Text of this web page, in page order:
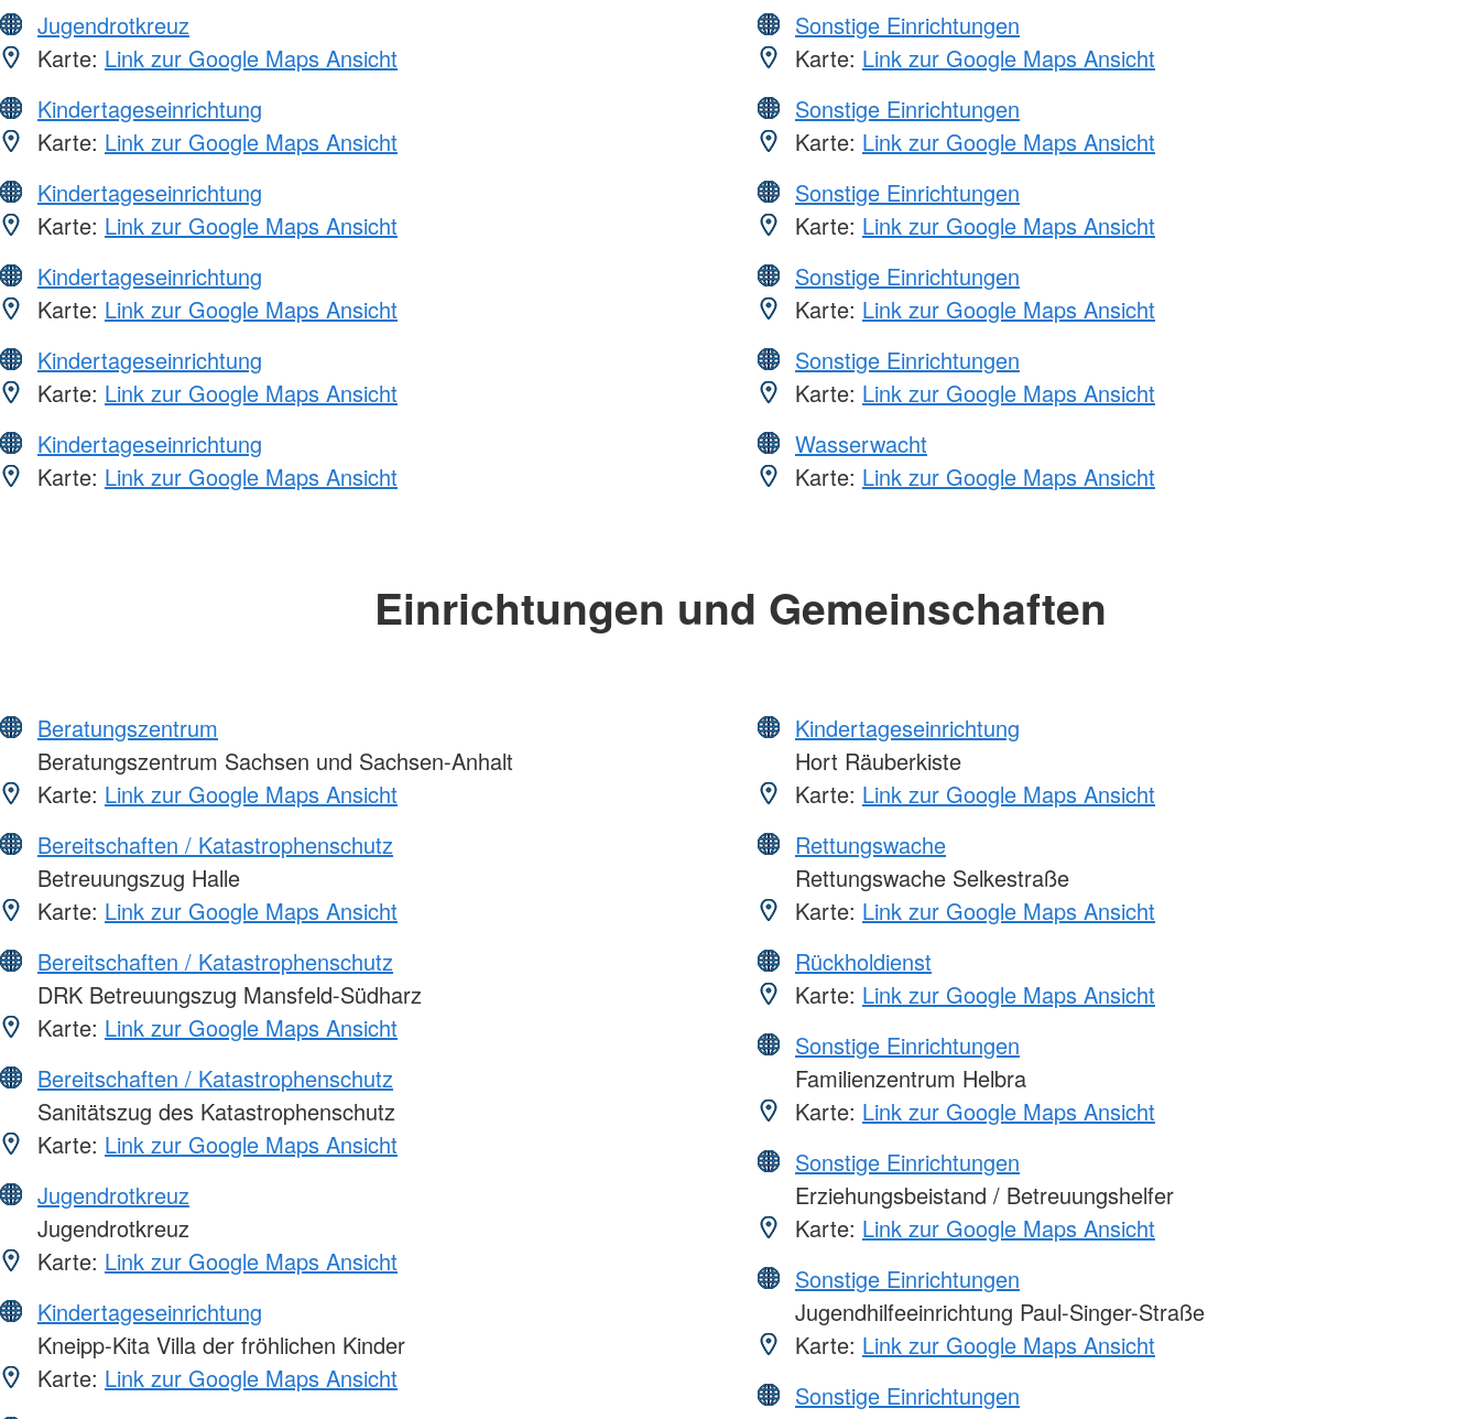
Jugendrotkreuz
Karte: Link zur Google Maps Ansicht
Kindertageseinrichtung
Karte: Link zur Google Maps Ansicht
Kindertageseinrichtung
Karte: Link zur Google Maps Ansicht
Kindertageseinrichtung
Karte: Link zur Google Maps Ansicht
Kindertageseinrichtung
Karte: Link zur Google Maps Ansicht
Kindertageseinrichtung
Karte: Link zur Google Maps Ansicht
Sonstige Einrichtungen
Karte: Link zur Google Maps Ansicht
Sonstige Einrichtungen
Karte: Link zur Google Maps Ansicht
Sonstige Einrichtungen
Karte: Link zur Google Maps Ansicht
Sonstige Einrichtungen
Karte: Link zur Google Maps Ansicht
Sonstige Einrichtungen
Karte: Link zur Google Maps Ansicht
Wasserwacht
Karte: Link zur Google Maps Ansicht
Einrichtungen und Gemeinschaften
Beratungszentrum
Beratungszentrum Sachsen und Sachsen-Anhalt
Karte: Link zur Google Maps Ansicht
Bereitschaften / Katastrophenschutz
Betreuungszug Halle
Karte: Link zur Google Maps Ansicht
Bereitschaften / Katastrophenschutz
DRK Betreuungszug Mansfeld-Südharz
Karte: Link zur Google Maps Ansicht
Bereitschaften / Katastrophenschutz
Sanitätszug des Katastrophenschutz
Karte: Link zur Google Maps Ansicht
Jugendrotkreuz
Jugendrotkreuz
Karte: Link zur Google Maps Ansicht
Kindertageseinrichtung
Kneipp-Kita Villa der fröhlichen Kinder
Karte: Link zur Google Maps Ansicht
Kindertageseinrichtung
Hort Räuberkiste
Karte: Link zur Google Maps Ansicht
Rettungswache
Rettungswache Selkestraße
Karte: Link zur Google Maps Ansicht
Rückholdienst
Karte: Link zur Google Maps Ansicht
Sonstige Einrichtungen
Familienzentrum Helbra
Karte: Link zur Google Maps Ansicht
Sonstige Einrichtungen
Erziehungsbeistand / Betreuungshelfer
Karte: Link zur Google Maps Ansicht
Sonstige Einrichtungen
Jugendhilfeeinrichtung Paul-Singer-Straße
Karte: Link zur Google Maps Ansicht
Sonstige Einrichtungen